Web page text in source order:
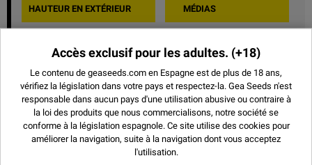
HAUTEUR EN EXTÉRIEUR MÉDIAS
EUPHORIQUE
PARTAGER
Accès exclusif pour les adultes. (+18)
Le contenu de geaseeds.com en Espagne est de plus de 18 ans,
vérifiez la législation dans votre pays et respectez-la. Gea Seeds n'est
responsable dans aucun pays d'une utilisation abusive ou contraire à
la loi des produits que nous commercialisons, notre société se
conforme à la législation espagnole. Ce site utilise des cookies pour
améliorer la navigation, suite à la navigation dont vous acceptez
l'utilisation.